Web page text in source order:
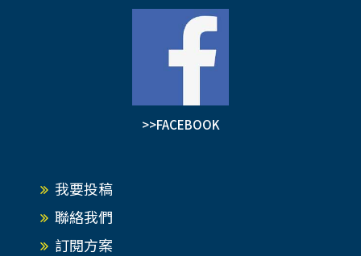
>>FACEBOOK
我要投稿
聯絡我們
訂閱方案